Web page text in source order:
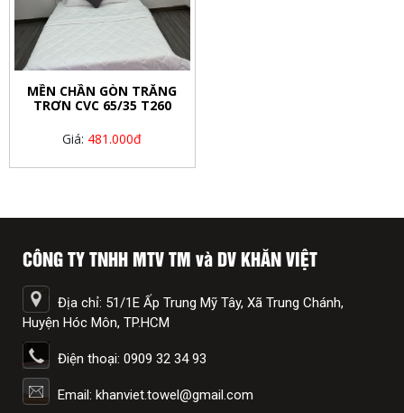
MỀN CHẦN GÒN TRẮNG
TRƠN CVC 65/35 T260
Giá: 481.000đ
CÔNG TY TNHH MTV TM và DV KHĂN VIỆT
Địa chỉ: 51/1E Ấp Trung Mỹ Tây, Xã Trung Chánh,
Huyện Hóc Môn, TP.HCM
Điện thoại: 0909 32 34 93
Email: khanviet.towel@gmail.com